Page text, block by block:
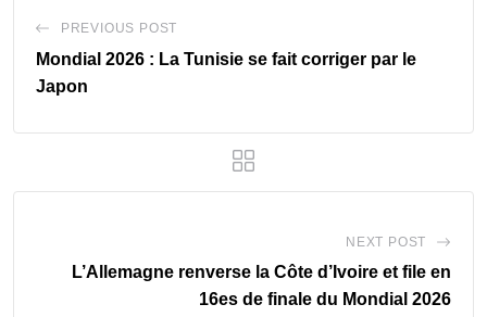
PREVIOUS POST
Mondial 2026 : La Tunisie se fait corriger par le
Japon
NEXT POST
L’Allemagne renverse la Côte d’Ivoire et file en
16es de finale du Mondial 2026